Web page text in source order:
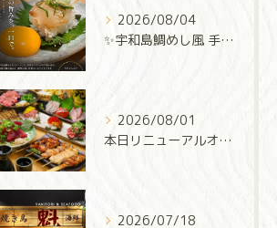
2026/08/04
✨宇和島鯛めし風 手巻き寿司✨
2026/08/01
本日リニューアルオープン‼️
2026/07/18